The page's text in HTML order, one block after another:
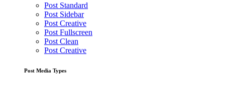
Post Standard
Post Sidebar
Post Creative
Post Fullscreen
Post Clean
Post Creative
Post Media Types